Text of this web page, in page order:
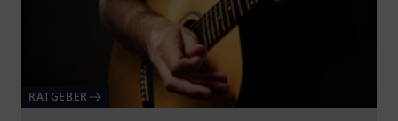
RATGEBER